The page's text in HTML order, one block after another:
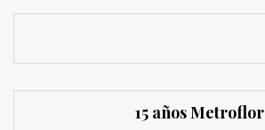
15 años Metroflor